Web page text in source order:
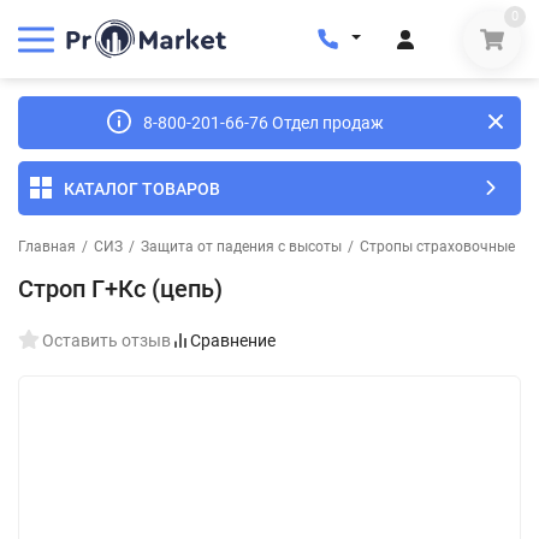
0
8-800-201-66-76 Отдел продаж
КАТАЛОГ ТОВАРОВ
Главная / СИЗ / Защита от падения с высоты / Стропы страховочные
Строп Г+Кс (цепь)
Оставить отзыв Сравнение